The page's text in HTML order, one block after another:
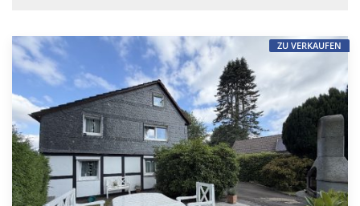
ZU VERKAUFEN